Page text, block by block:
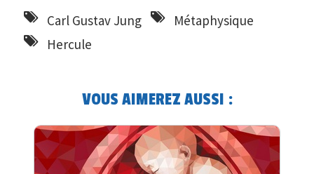
Carl Gustav Jung
Métaphysique
Hercule
VOUS AIMEREZ AUSSI :